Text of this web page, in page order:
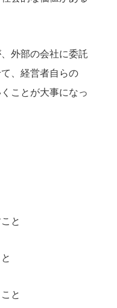
外部の会社に委託
、経営者自らの
ことが大事になっ
と
と